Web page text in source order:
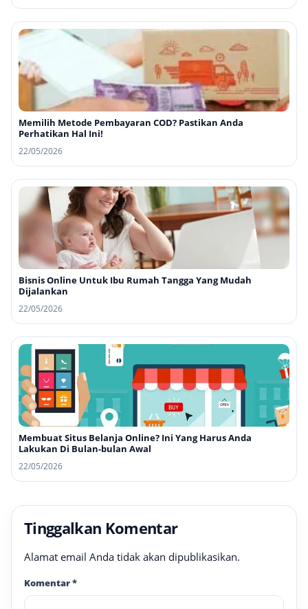
Memilih Metode Pembayaran COD? Pastikan Anda
Perhatikan Hal Ini!
22/05/2026
Bisnis Online Untuk Ibu Rumah Tangga Yang Mudah
Dijalankan
22/05/2026
Membuat Situs Belanja Online? Ini Yang Harus Anda
Lakukan Di Bulan-bulan Awal
22/05/2026
Tinggalkan Komentar
Alamat email Anda tidak akan dipublikasikan.
Komentar*